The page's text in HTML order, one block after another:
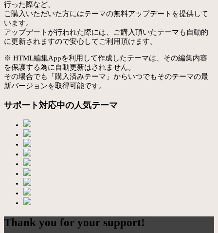
行った際など、
ご購入いただいた方にはテーマの無料アップデートを提供して
います。
アップデートが行われた際には、ご購入頂いたテーマも自動的
に更新されますので安心してご利用頂けます。
※ HTML編集Appを利用して作成したテーマは、その編集内容
を保護する為に自動更新はされません。
その場合でも「購入済みテーマ」からいつでもそのテーマの最
新バージョンを取得可能です。
サポート対応中の人気テーマ
Thank you for your support!